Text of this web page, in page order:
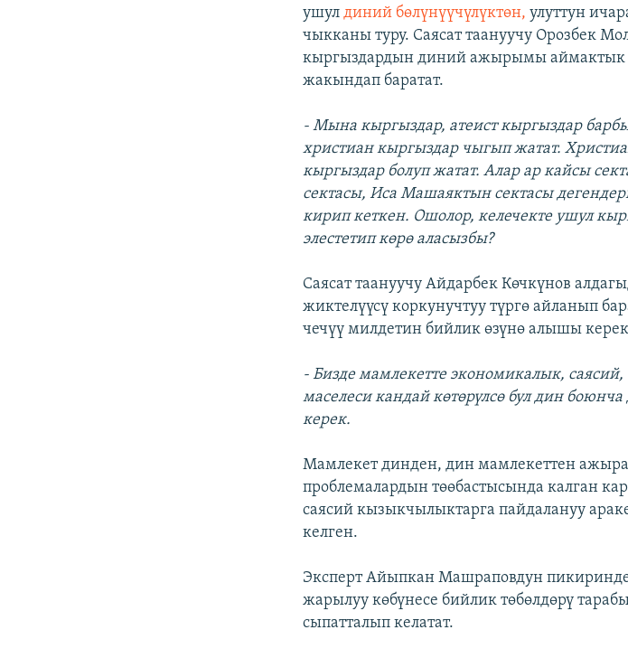
ушулдиний бөлүнүүчүлүктөн, улуттун
чыкканы туру. Саясат таануучу Орозбек
кыргыздардын диний ажырымы аймактык
жакындап баратат.
- Мына кыргыздар, атеист кыргыздар
христиан кыргыздар чыгып жатат.
кыргыздар болуп жатат. Алар ар кайсы
сектасы, Иса Машаяктын сектасы
кирип кеткен. Ошолор, келечекте ушул
элестетип көрө аласызбы?
Саясат таануучу Айдарбек Көчкүнов
жиктелүүсү коркунучтуу түргө айланып
чечүү милдетин бийлик өзүнө алышы керек
- Бизде мамлекетте экономикалык, саясий,
маселеси кандай көтөрүлсө бул дин
керек.
Мамлекет динден, дин мамлекеттен
проблемалардын төөбастысында калган
саясий кызыкчылыктарга пайдалануу
келген.
Эксперт Айыпкан Машраповдун
жарылуу көбүнесе бийлик төбөлдөрү
сыпатталып келатат.